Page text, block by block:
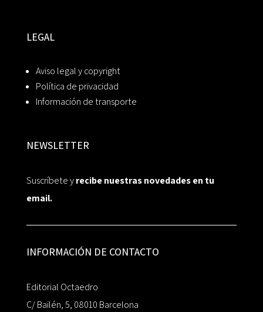
LEGAL
Aviso legal y copyright
Política de privacidad
Información de transporte
NEWSLETTER
Suscríbete yrecibe nuestras novedades en tu
email.
INFORMACIÓN DE CONTACTO
Editorial Octaedro
C/ Bailén, 5, 08010 Barcelona